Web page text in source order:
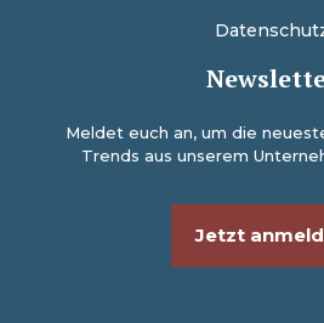
Meldet euch an, um die
Trends aus unserem
Jetzt